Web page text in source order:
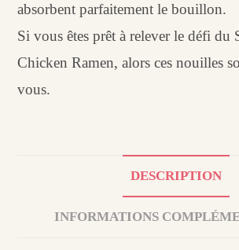
absorbent parfaitement le bouillon.
Si vous êtes prêt à relever le défi du
Chicken Ramen, alors ces nouilles
vous.
DESCRIPTION
INFORMATIONS